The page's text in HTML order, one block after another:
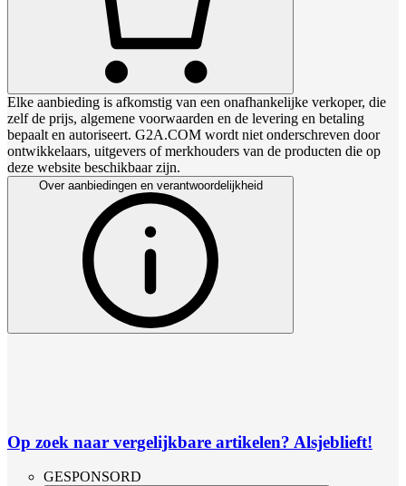
Elke aanbieding is afkomstig van een onafhankelijke verkoper, die
zelf de prijs, algemene voorwaarden en de levering en betaling
bepaalt en autoriseert. G2A.COM wordt niet onderschreven door
ontwikkelaars, uitgevers of merkhouders van de producten die op
deze website beschikbaar zijn.
Over aanbiedingen en verantwoordelijkheid
Op zoek naar vergelijkbare artikelen? Alsjeblieft!
GESPONSORD